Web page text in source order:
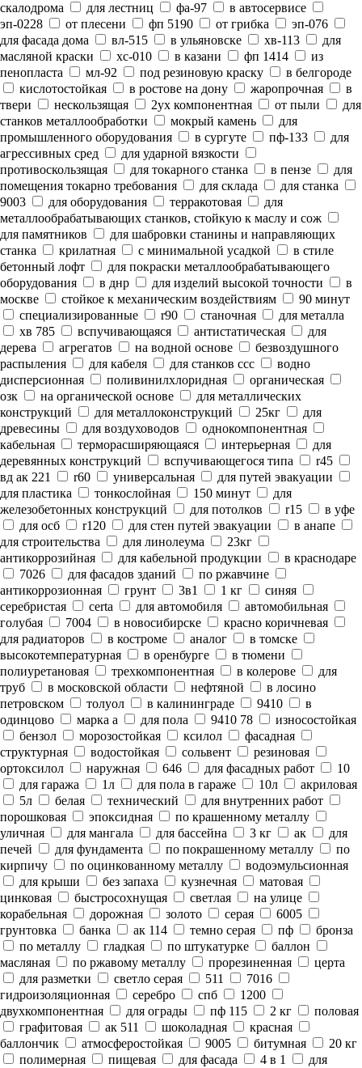
скалодрома
для лестниц фа-97
в автосервисе
эп-0228
от плесени фп 5190 от грибка
эп-076
для фасада дома
вл-515 в ульяновске хв-113
для
масляной краски
хс-010 в казани фп 1414
из
пенопласта
мл-92 под резиновую краску
в белгороде
кислотостойкая
в ростове на дону жаропрочная
в
твери
нескользящая 2ух компонентная от пыли
для
станков металлообработки
мокрый камень
для
промышленного оборудования
в сургуте пф-133
для
агрессивных сред
для ударной вязкости
противоскользящая
для токарного станка в пензе
для
помещения токарно требования
для склада
для станка
9003
для оборудования терракотовая
для
металлообрабатывающих станков, стойкую к маслу и сож
для памятников
для шабровки станины и направляющих
станка
крилатная с минимальной усадкой
в стиле
бетонный лофт
для покраски металлообрабатывающего
оборудования
в днр для изделий высокой точности
в
москве
стойкое к механическим воздействиям
90 минут
специализированные
r90 станочная
для металла
хв 785
вспучивающаяся антистатическая
для
дерева
агрегатов на водной основе
безвоздушного
распыления
для кабеля для станков ссс
водно
дисперсионная
поливинилхлоридная
органическая
озк
на органической основе
для металлических
конструкций
для металлоконструкций 25кг
для
древесины
для воздуховодов
однокомпонентная
кабельная
терморасширяющаяся интерьерная
для
деревянных конструкций
вспучивающегося типа
r45
вд ак 221
r60 универсальная
для путей эвакуации
для пластика
тонкослойная 150 минут
для
железобетонных конструкций
для потолков r15
в уфе
для осб
r120 для стен путей эвакуации
в анапе
для строительства
для линолеума
23кг
антикоррозийная
для кабельной продукции
в краснодаре
7026
для фасадов зданий
по ржавчине
антикоррозионная
грунт 3в1 1 кг
синяя
серебристая
certa для автомобиля
автомобильная
голубая
7004 в новосибирске
красно коричневая
для радиаторов
в костроме аналог
в томске
высокотемпературная
в оренбурге
в тюмени
полиуретановая
трехкомпонентная в колерове
для
труб
в московской области нефтяной
в лосино
петровском
толуол в калининграде 9410
в
одинцово
марка а для пола 9410 78
износостойкая
бензол
морозостойкая ксилол
фасадная
структурная
водостойкая сольвент
резиновая
ортоксилол
наружная 646 для фасадных работ
10
для гаража
1л для пола в гараже 10л
акриловая
5л
белая технический
для внутренних работ
порошковая
эпоксидная
по крашенному металлу
уличная
для мангала для бассейна 3 кг ак
для
печей
для фундамента по покрашенному металлу
по
кирпичу
по оцинкованному металлу
водоэмульсионная
для крыши
без запаха кузнечная
матовая
цинковая
быстросохнущая светлая
на улице
корабельная
дорожная золото серая
6005
грунтовка
банка ак 114 темно серая пф
бронза
по металлу
гладкая по штукатурке
баллон
масляная
по ржавому металлу прорезиненная
церта
для разметки
светло серая 511
7016
гидроизоляционная
серебро спб
1200
двухкомпонентная
для ограды пф 115 2 кг
половая
графитовая
ак 511 шоколадная
красная
баллончик
атмосферостойкая 9005 битумная
20 кг
полимерная
пищевая для фасада 4 в 1
для